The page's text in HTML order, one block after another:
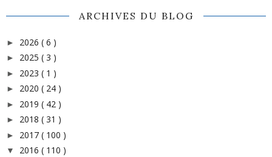
ARCHIVES DU BLOG
► 2026 ( 6 )
► 2025 ( 3 )
► 2023 ( 1 )
► 2020 ( 24 )
► 2019 ( 42 )
► 2018 ( 31 )
► 2017 ( 100 )
▼ 2016 ( 110 )